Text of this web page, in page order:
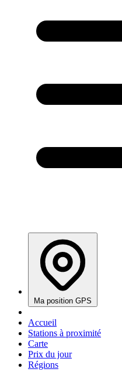
Ma position GPS
Accueil
Stations à proximité
Carte
Prix du jour
Régions